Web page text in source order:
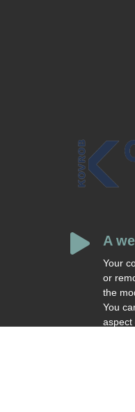
 A
Your
or
the
You
aspect